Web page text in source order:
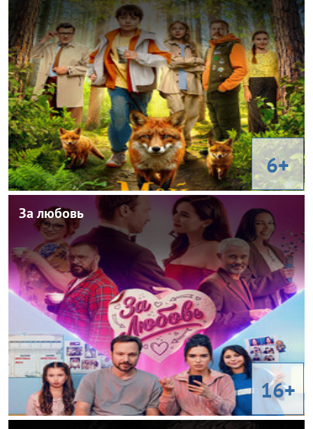
6+
Год:
2026
Страна:
Россия
Режиссер:
Анна Курбатова
Жанр:
Семейный, приключения
В ролях:
Елисей Чучилин, София Коваленко, Юлия Александрова, Ян
Цапник, Валентина Мазунина
За любовь
16+
За любовь
Год:
2026
Страна:
Россия
Режиссер:
Андрей Малай
Жанр:
Мелодрама, комедия, фэнтези
В ролях:
Ксения Бородина, Алексей Чадов, Теона Бородина, Лея
Самойлова, Виктория Клинкова